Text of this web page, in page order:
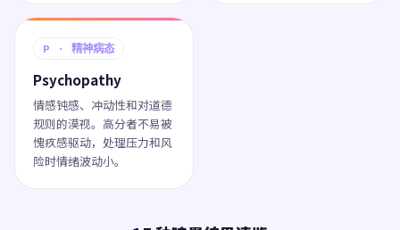
P · 精神病态
Psychopathy
情感钝感、冲动性和对道德
规则的漠视。高分者不易被
愧疚感驱动，处理压力和风
险时情绪波动小。